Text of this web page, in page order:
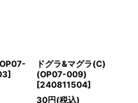
]
ドグラ&マグラ(C)
(OP07-009)
[240811504]
30円(税込)